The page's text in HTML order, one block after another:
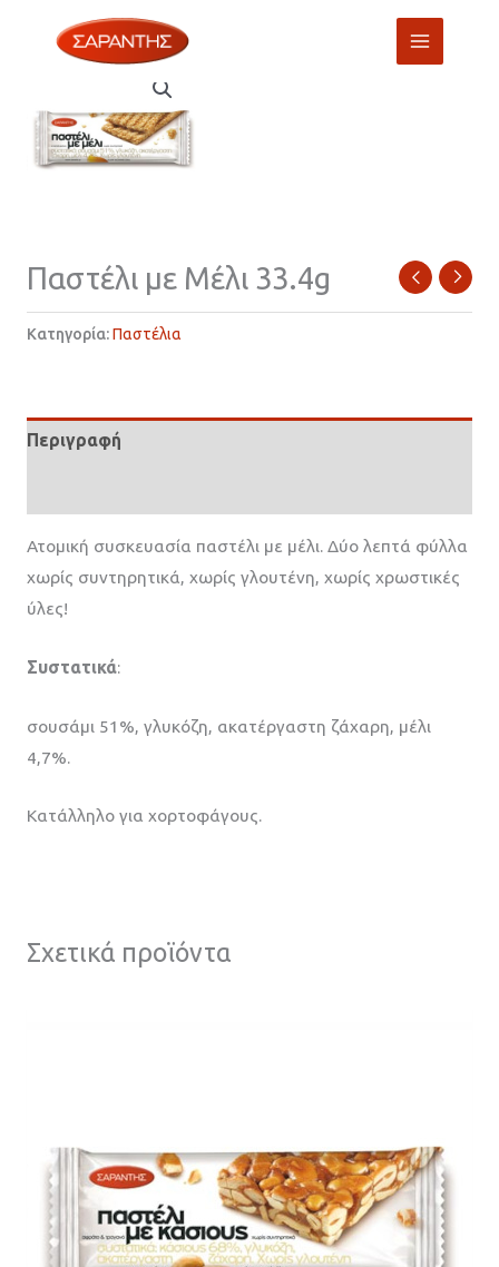
Παστέλι με Μέλι 33.4g
Κατηγορία:Παστέλια
Περιγραφή
Ατομική συσκευασία παστέλι με μέλι. Δύο λεπτά φύλλα
χωρίς συντηρητικά, χωρίς γλουτένη, χωρίς χρωστικές
ύλες!
Συστατικά:
σουσάμι 51%, γλυκόζη, ακατέργαστη ζάχαρη, μέλι
4,7%.
Κατάλληλο για χορτοφάγους.
Σχετικά προϊόντα